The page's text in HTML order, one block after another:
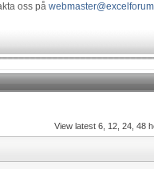
oss på
View latest 6 12 24 48